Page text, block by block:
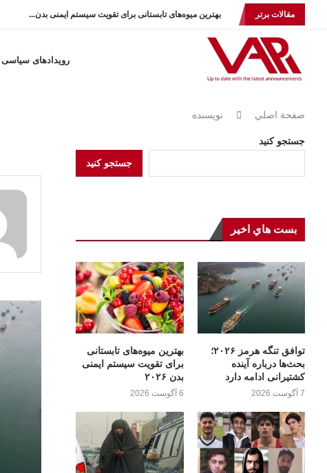
مقالات برتر بهترین میوه‌های تابستانی برای تقویت سیستم ایمنی بدن...
رویدادهای سیاسی
صفحة اصلي نویسنده
جستجو کنید
جستجو کنید
بست هاي اخير
توافق تنگه هرمز ۲۰۲۶؛
بحث‌ها درباره آینده
کشتیرانی ادامه دارد
7 آگوست 2026
بهترین میوه‌های تابستانی
برای تقویت سیستم ایمنی
بدن ۲۰۲۶
6 آگوست 2026